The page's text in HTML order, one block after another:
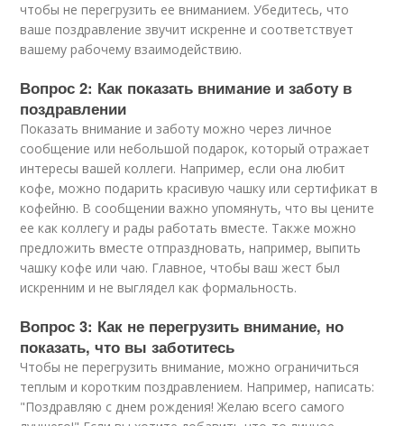
чтобы не перегрузить ее вниманием. Убедитесь, что
ваше поздравление звучит искренне и соответствует
вашему рабочему взаимодействию.
Вопрос 2: Как показать внимание и заботу в
поздравлении
Показать внимание и заботу можно через личное
сообщение или небольшой подарок, который отражает
интересы вашей коллеги. Например, если она любит
кофе, можно подарить красивую чашку или сертификат в
кофейню. В сообщении важно упомянуть, что вы цените
ее как коллегу и рады работать вместе. Также можно
предложить вместе отпраздновать, например, выпить
чашку кофе или чаю. Главное, чтобы ваш жест был
искренним и не выглядел как формальность.
Вопрос 3: Как не перегрузить внимание, но
показать, что вы заботитесь
Чтобы не перегрузить внимание, можно ограничиться
теплым и коротким поздравлением. Например, написать:
"Поздравляю с днем рождения! Желаю всего самого